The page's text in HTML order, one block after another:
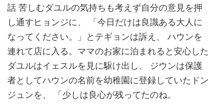
話 苦しむダユルの気持ちも考えず自分の意見を押
し通すヒョンジに、 「今日だけは良識ある大人に
なってください。」とテギョンは訴え、 ハウンを
連れて店に入る。ママのお家に泊まれると安心した
ダユルはイェスルを見に駆け出し、 ジウンは保護
者としてハウンの名前を幼稚園に登録していたドン
ジュンを、 「少しは良心が残ってたのね。